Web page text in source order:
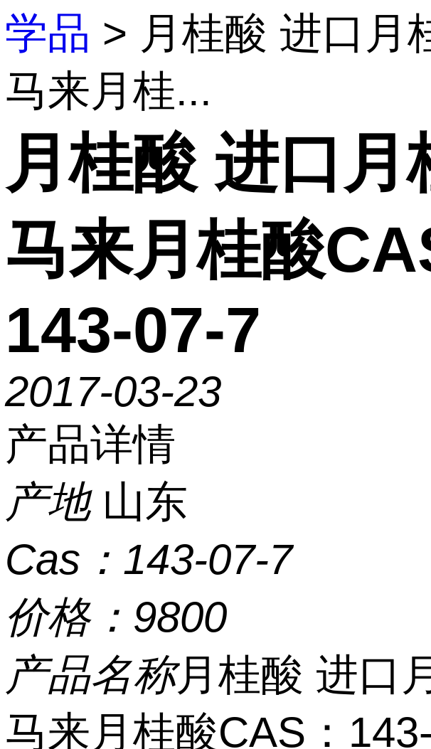
学品 > 月桂酸 进口月
马来月桂...
月桂酸 进口月
马来月桂酸
143-07-7
2017-03-23
产品详情
产地 山东
Cas： 143-07-7
价格： 9800
产品名称月桂酸 进口
马来月桂酸CAS：